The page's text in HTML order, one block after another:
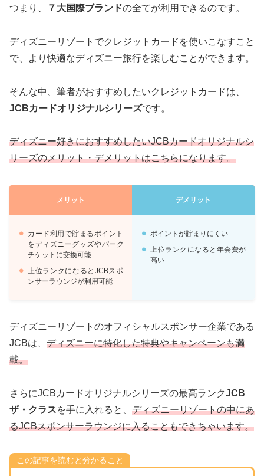
つまり、 ７大国際ブランドの全てが利用できるのです。
ディズニーリゾートでクレジットカードを使いこなすこと
で、より快適なディズニー旅行を楽しむことができます。
そんな中、筆者がおすすめしたいクレジットカードは、
JCBカードオリジナルシリーズです。
ディズニー好きにおすすめしたいJCBカードオリジナルシ
リーズのメリット・デメリットはこちらになります。
メリット デメリット
カード利用で貯まるポイント
をディズニーグッズやパーク
チケットに交換可能
上位ランクになるとJCBスポ
ンサーラウンジが利用可能
ポイントが貯まりにくい
上位ランクになると年会費が
高い
ディズニーリゾートのオフィシャルスポンサー企業である
JCBは、 ディズニーに特化した特典やキャンペーンも満
載。
さらにJCBカードオリジナルシリーズの最高ランクJCB
ザ・クラスを手に入れると、 ディズニーリゾートの中にあ
るJCBスポンサーラウンジに入ることもできちゃいます。
この記事を読むと分かること